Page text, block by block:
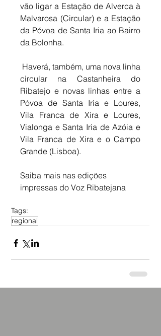
vão ligar a Estação de Alverca à
Malvarosa (Circular) e a Estação
da Póvoa de Santa Iria ao Bairro
da Bolonha.
circular na Castanheira do
Ribatejo e novas linhas entre a
Póvoa de Santa Iria e Loures,
Vila Franca de Xira e Loures,
Vialonga e Santa Iria de Azóia e
Vila Franca de Xira e o Campo
Grande (Lisboa).
Saiba mais nas edições
impressas do Voz Ribatejana
Tags:
regional